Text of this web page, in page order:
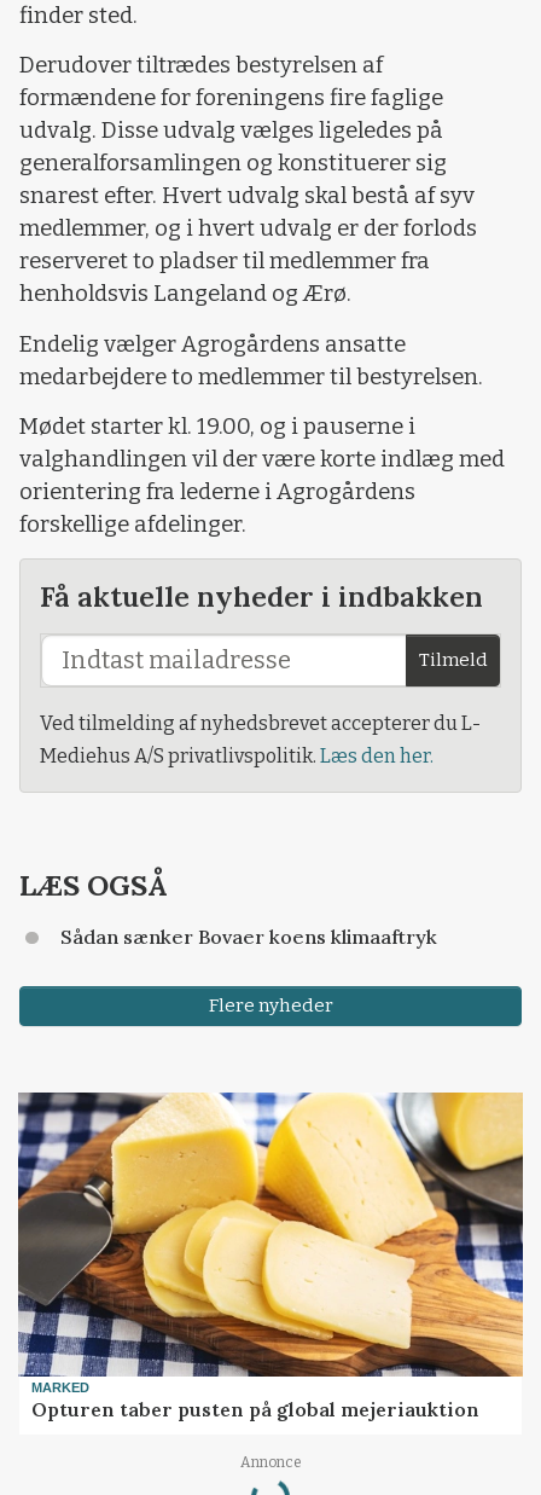
finder sted.
Derudover tiltrædes bestyrelsen af
formændene for foreningens fire faglige
udvalg. Disse udvalg vælges ligeledes på
generalforsamlingen og konstituerer sig
snarest efter. Hvert udvalg skal bestå af syv
medlemmer, og i hvert udvalg er der forlods
reserveret to pladser til medlemmer fra
henholdsvis Langeland og Ærø.
Endelig vælger Agrogårdens ansatte
medarbejdere to medlemmer til bestyrelsen.
Mødet starter kl. 19.00, og i pauserne i
valghandlingen vil der være korte indlæg med
orientering fra lederne i Agrogårdens
forskellige afdelinger.
Få aktuelle nyheder i indbakken
Tilmeld
Ved tilmelding af nyhedsbrevet accepterer du L-
Mediehus A/S privatlivspolitik. Læs den her.
LÆS OGSÅ
Sådan sænker Bovaer koens klimaaftryk
Flere nyheder
MARKED
Opturen taber pusten på global mejeriauktion
Annonce